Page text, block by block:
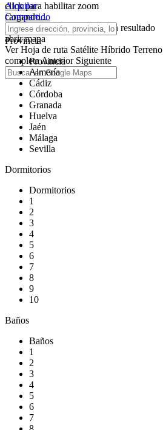
click para habilitar zoom
cargando...
No hemos encontrado ningún resultado
abrir mapa
Ver Hoja de ruta Satélite Híbrido Terreno
completaAnterior Siguiente
Alquilar
Compartido
Provincia
Provincia
Almería
Cádiz
Córdoba
Granada
Huelva
Jaén
Málaga
Sevilla
Dormitorios
Dormitorios
1
2
3
4
5
6
7
8
9
10
Baños
Baños
1
2
3
4
5
6
7